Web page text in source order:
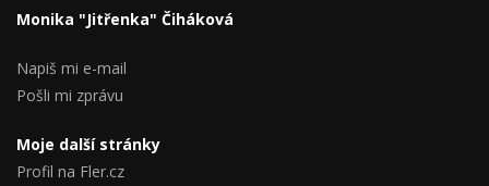
Monika "Jitřenka" Čiháková
Napiš mi e-mail
Pošli mi zprávu
Moje další stránky
Profil na Fler.cz